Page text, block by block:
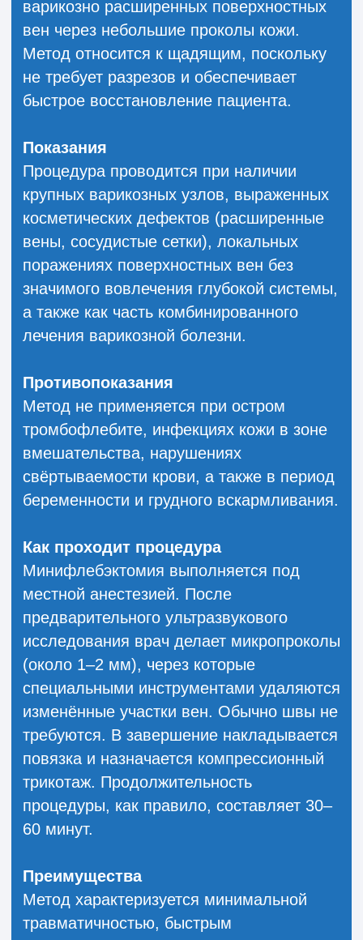
флеболога с УЗИ вен нижних
на бесплатную
консультацию
Воронеж, ул. Свободы, 65
8 (800) 301-58-36
Согласен с обработкой персональных
данных в отношенииполитики
конфиденциальности
ЗАПИСАТЬСЯ НА
ПРИЕМ
перезвоним, чтобы назначить дату и
время обследования, которые будут
флебологу открыта.